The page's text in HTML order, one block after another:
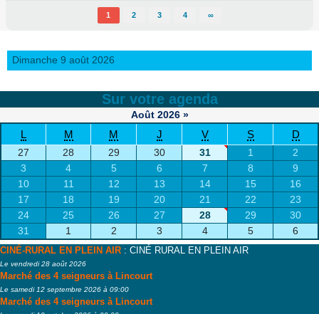
1 2 3 4 ∞
Dimanche 9 août 2026
Sur votre agenda
Août 2026 »
L M M J V S D
27 28 29 30 31 1
2
3
4 5 6 7 8
9
10
11 12 13 14 15
16
17
18 19 20 21 22
23
24
25 26 27 28 29
30
31
1 2 3 4 5 6
CINÉ-RURAL EN PLEIN AIR : CINÉ RURAL EN PLEIN AIR
Le vendredi 28 août 2026
Marché des 4 seigneurs à Lincourt
Le samedi 12 septembre 2026 à 09:00
Marché des 4 seigneurs à Lincourt